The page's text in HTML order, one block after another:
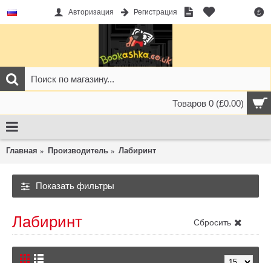
£
Авторизация Регистрация
Товаров 0 (£0.00)
Главная Производитель Лабиринт
Показать фильтры
Сбросить
Лабиринт